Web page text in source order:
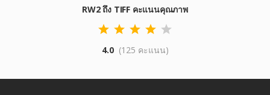
RW2 ถึง TIFF คะแนนคุณภาพ
4.0 (125 คะแนน)